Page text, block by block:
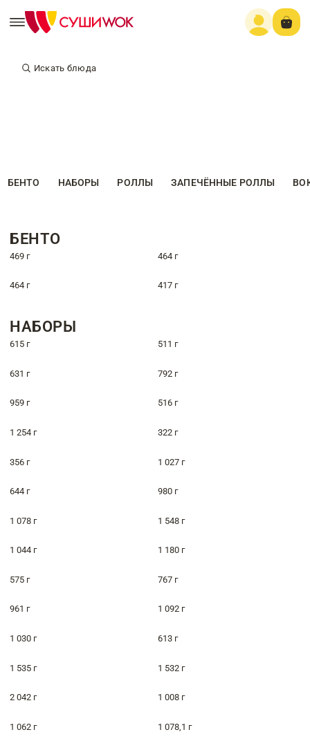
Искать блюда
БЕНТО НАБОРЫ РОЛЛЫ ЗАПЕЧЁННЫЕ РОЛЛЫ
БЕНТО
469 г 464 г
464 г 417 г
НАБОРЫ
615 г 511 г
631 г 792 г
959 г 516 г
1 254 г 322 г
356 г 1 027 г
644 г 980 г
1 078 г 1 548 г
1 044 г 1 180 г
575 г 767 г
961 г 1 092 г
1 030 г 613 г
1 535 г 1 532 г
2 042 г 1 008 г
1 062 г 1 078,1 г